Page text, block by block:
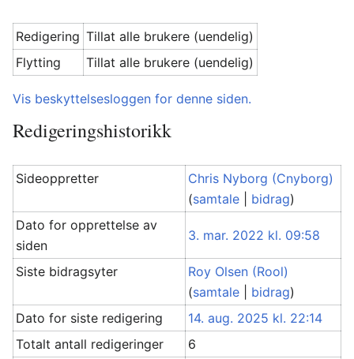
Redigering Tillat alle brukere (uendelig)
Flytting
Tillat alle brukere (uendelig)
Vis beskyttelsesloggen for denne siden.
Redigeringshistorikk
Sideoppretter
Chris Nyborg (Cnyborg)
(samtale bidrag)
Dato for opprettelse av
siden
3. mar. 2022 kl. 09:58
Siste bidragsyter
Roy Olsen (Rool)
(samtale bidrag)
Dato for siste redigering
14. aug. 2025 kl. 22:14
Totalt antall redigeringer
6